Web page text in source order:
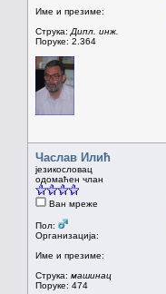
Име и презиме:
Струка: Дипл. инж.
Поруке: 2.364
Часлав Илић
језикословац
одомаћен члан
Ван мреже
Пол:
Организација:
Име и презиме:
Струка: машинац
Поруке: 474